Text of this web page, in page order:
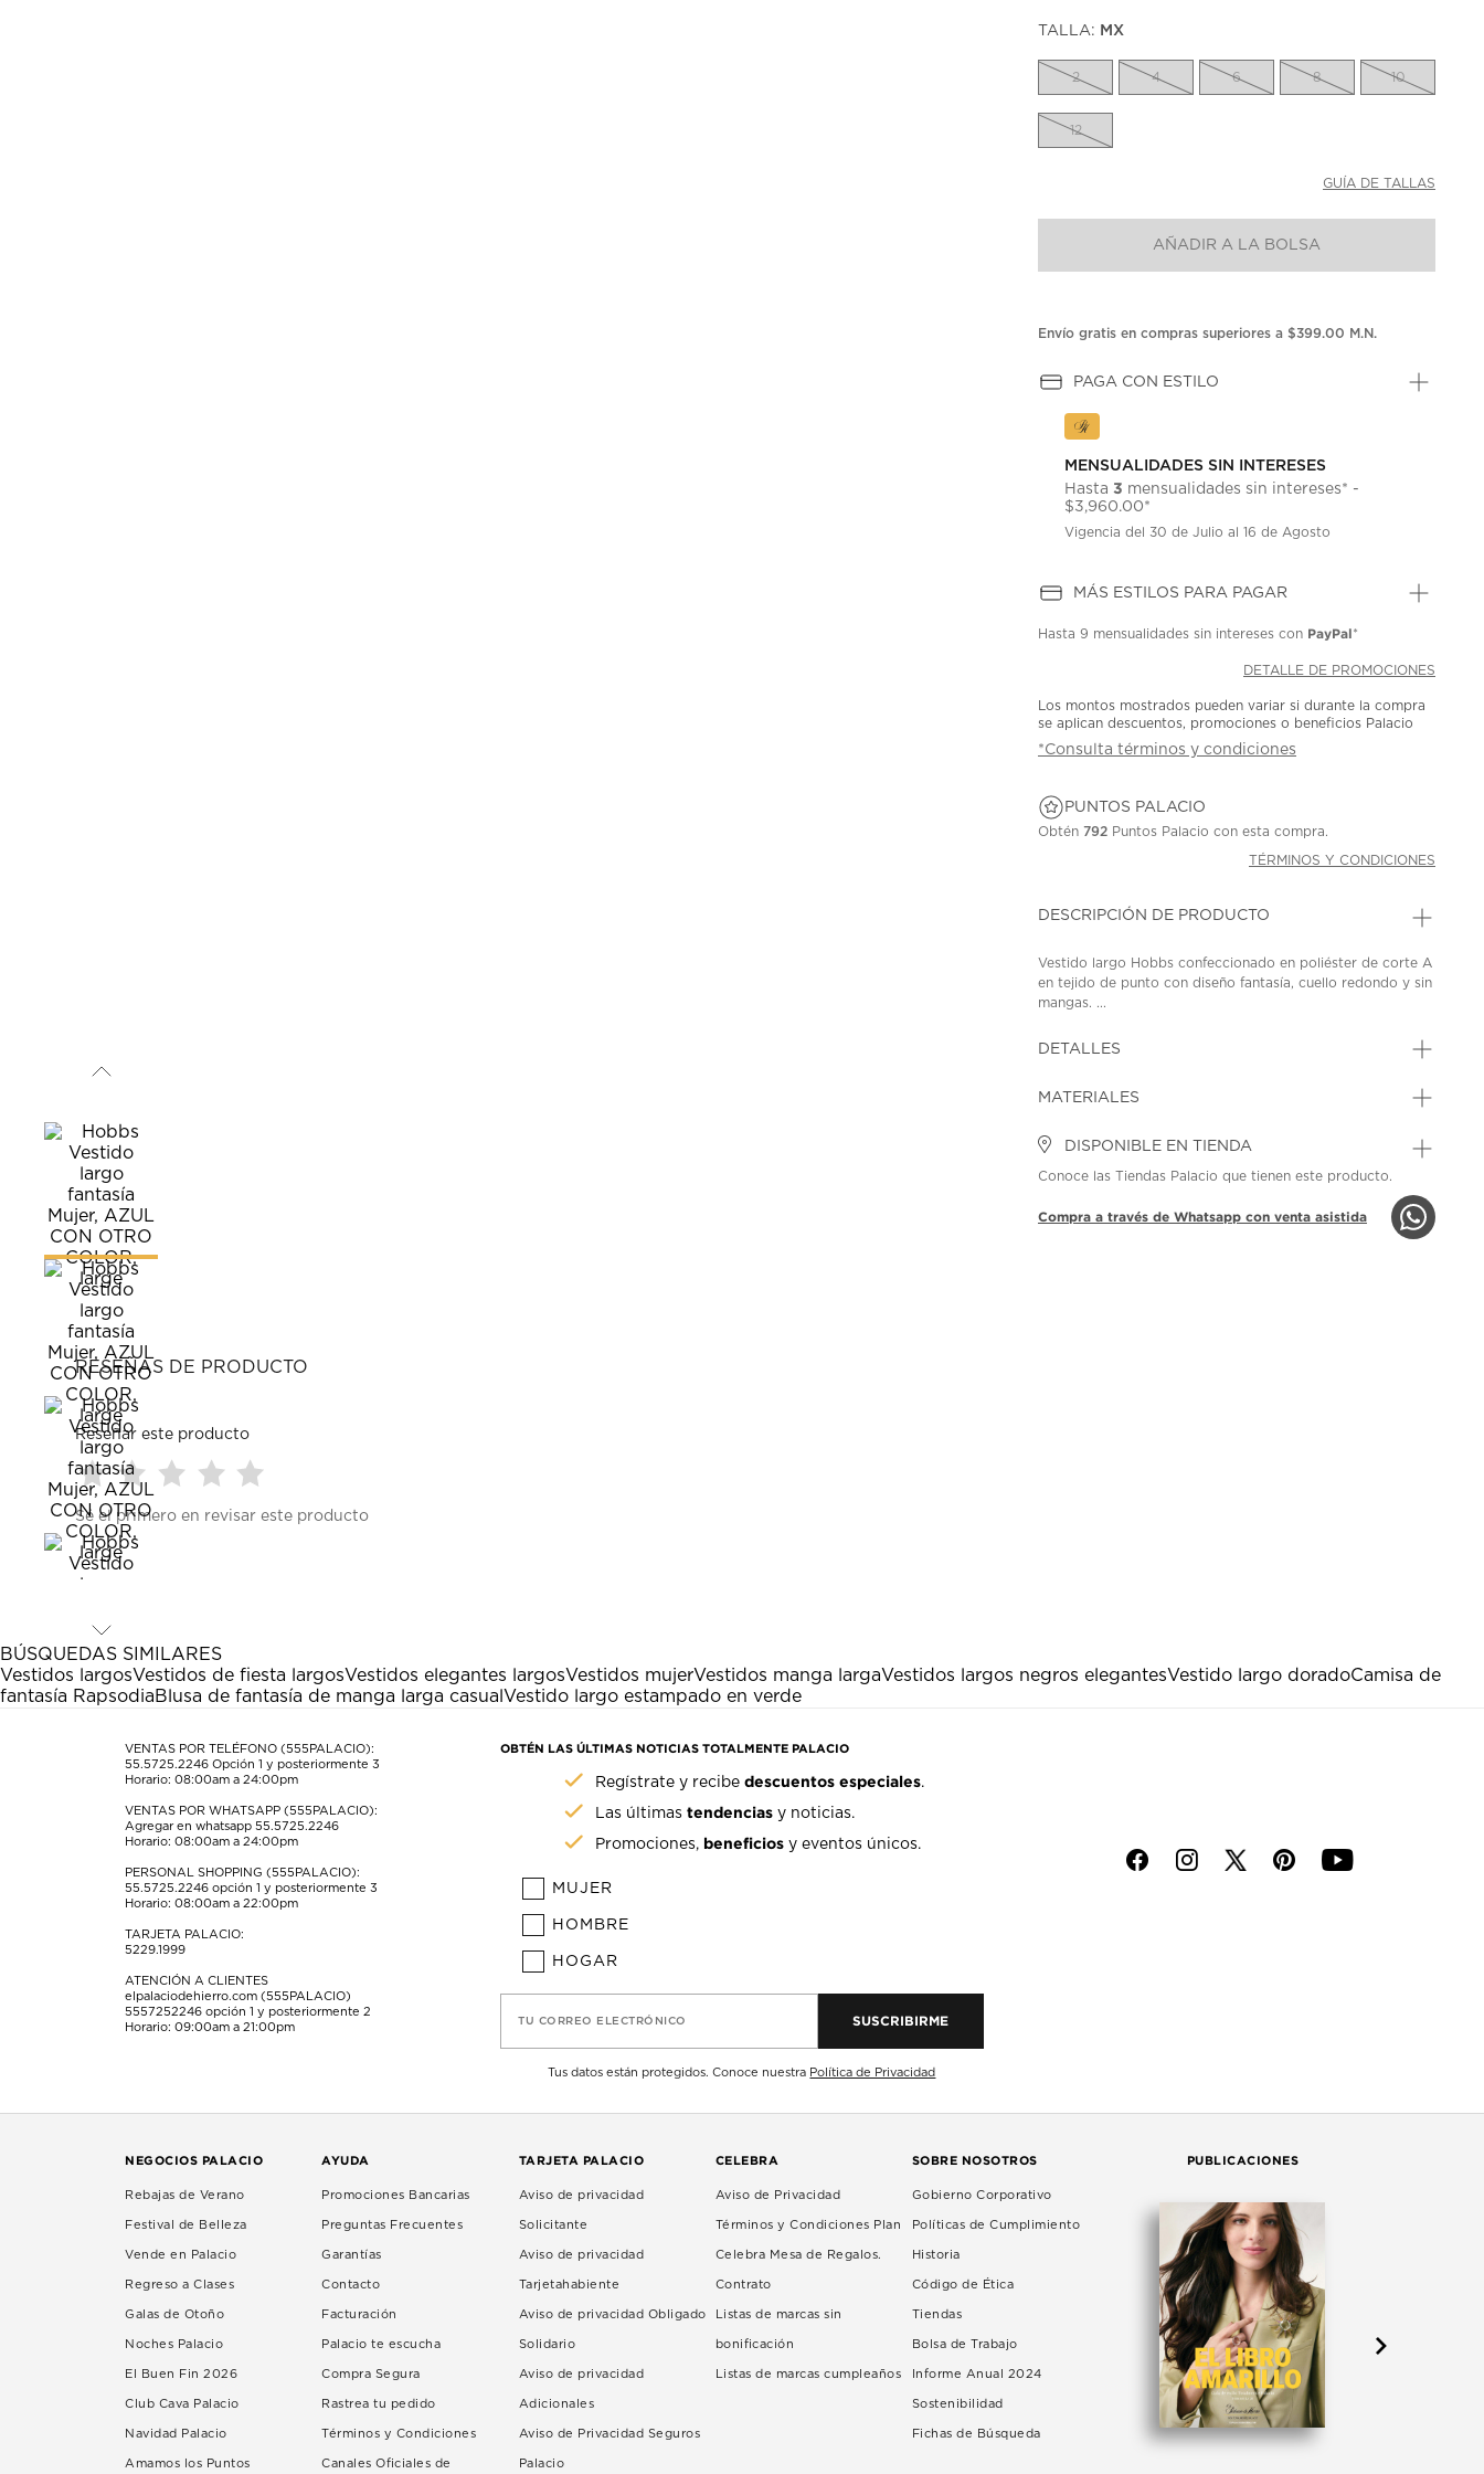
la
misma
TALLA: MX
2 4 6 8 10
12
GUÍA DE TALLAS
AÑADIR A LA BOLSA
Envío gratis en compras superiores a $399.00 M.N.
PAGA CON ESTILO
MENSUALIDADES SIN INTERESES
Hasta3 mensualidades sin intereses* -
$3,960.00*
Vigencia del 30 de Julio al 16 de Agosto
MÁS ESTILOS PARA PAGAR
Hasta9 mensualidades sin intereses con PayPal*
DETALLE DE PROMOCIONES
Los montos mostrados pueden variar si durante la compra
se aplican descuentos, promociones o beneficios Palacio
*Consulta términos y condiciones
PUNTOS PALACIO
Obtén792 Puntos Palacio con esta compra.
TÉRMINOS Y CONDICIONES
DESCRIPCIÓN DE PRODUCTO
Vestido largo Hobbs confeccionado en poliéster de corte A
en tejido de punto con diseño fantasía, cuello redondo y sin
mangas. ...
DETALLES
MATERIALES
DISPONIBLE EN TIENDA
Conoce las Tiendas Palacio que tienen este producto.
Compra a través de Whatsapp con venta asistida
RESEÑAS DE PRODUCTO
Reseñar este producto
Seleccionar
para
calificar
el
artículo
estrella
Esta
acción
abrirá
formulario
Seleccionar
para
calificar
el
estrellas.
Esta
acción
abrirá
formulario
de
Seleccionar
para
estrellas.
Esta
acción
abrirá
formulario
de
para
estrellas.
Esta
acción
abrirá
formulario
de
para
Esta
acción
abrirá
formulario
de
envío.
Sé el primero en revisar este producto
BÚSQUEDAS SIMILARES
Vestidos largosVestidos de fiesta largosVestidos elegantes largosVestidos mujerVestidos manga largaVestidos largos negros elegantesVestido largo doradoCamisa de
fantasía RapsodiaBlusa de fantasía de manga larga casual Vestido largo estampado en verde
VENTAS POR TELÉFONO (555PALACIO):
55.5725.2246 Opción 1 y posteriormente 3
Horario: 08:00am a 24:00pm
VENTAS POR WHATSAPP (555PALACIO):
Agregar en whatsapp 55.5725.2246
Horario: 08:00am a 24:00pm
PERSONAL SHOPPING (555PALACIO):
55.5725.2246 opción 1 y posteriormente 3
Horario: 08:00am a 22:00pm
TARJETA PALACIO:
5229.1999
ATENCIÓN A CLIENTES
elpalaciodehierro.com (555PALACIO)
5557252246 opción 1 y posteriormente 2
Horario: 09:00am a 21:00pm
OBTÉN LAS ÚLTIMAS NOTICIAS TOTALMENTE PALACIO
Regístrate y recibedescuentos especiales.
Las últimastendencias y noticias.
Promociones, beneficios y eventos únicos.
MUJER
HOMBRE
HOGAR
TU CORREO ELECTRÓNICO SUSCRIBIRME
Tus datos están protegidos. Conoce nuestra Política de Privacidad
f i p y
NEGOCIOS PALACIO
Rebajas de Verano
Festival de Belleza
Vende en Palacio
Regreso a Clases
Galas de Otoño
Noches Palacio
El Buen Fin 2026
Club Cava Palacio
Navidad Palacio
Amamos los Puntos
AYUDA
Promociones Bancarias
Preguntas Frecuentes
Garantías
Contacto
Facturación
Palacio te escucha
Compra Segura
Rastrea tu pedido
Términos y Condiciones
Canales Oficiales de
TARJETA PALACIO
Aviso de privacidad
Solicitante
Aviso de privacidad
Tarjetahabiente
Aviso de privacidad Obligado
Solidario
Aviso de privacidad
Adicionales
Aviso de Privacidad Seguros
Palacio
CELEBRA
Aviso de Privacidad
Términos y Condiciones Plan
Celebra Mesa de Regalos.
Contrato
Listas de marcas sin
bonificación
Listas de marcas cumpleaños
SOBRE NOSOTROS
Gobierno Corporativo
Políticas de Cumplimiento
Historia
Código de Ética
Tiendas
Bolsa de Trabajo
Informe Anual 2024
Sostenibilidad
Fichas de Búsqueda
PUBLICACIONES